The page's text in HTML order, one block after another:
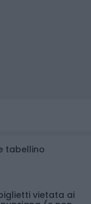
tabellino
vietata ai